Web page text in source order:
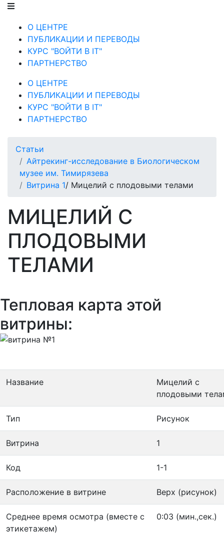
О ЦЕНТРЕ
ПУБЛИКАЦИИ И ПЕРЕВОДЫ
КУРС "ВОЙТИ В IT"
ПАРТНЕРСТВО
О ЦЕНТРЕ
ПУБЛИКАЦИИ И ПЕРЕВОДЫ
КУРС "ВОЙТИ В IT"
ПАРТНЕРСТВО
Статьи
Айтрекинг-исследование в Биологическом
музее им. Тимирязева
Витрина 1/ Мицелий с плодовыми телами
МИЦЕЛИЙ С
ПЛОДОВЫМИ
ТЕЛАМИ
Тепловая карта этой
витрины:
Название
Мицелий с
плодовыми
Тип Рисунок
Витрина 1
Код 1-1
Расположение в витрине Верх (рисунок)
Среднее время осмотра (вместе с
этикетажем)
0:03 (мин.,сек.)